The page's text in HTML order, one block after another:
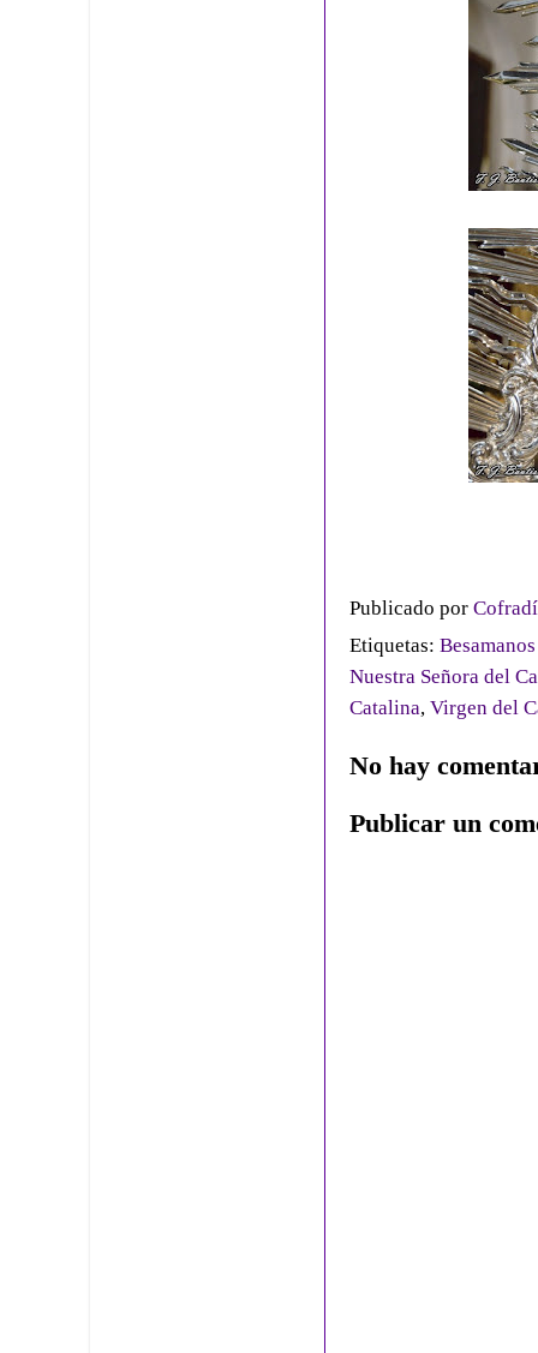
Publicado por
Etiquetas:
Nuestra Señora del
Catalina, Virgen del
No hay
Publicar un